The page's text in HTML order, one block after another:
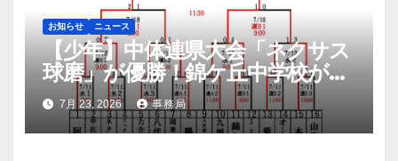
お知らせ ニュース
【少年】中体連県大会「ネクサス
球磨」が優勝！錦ケ丘中学校が準
優勝！九州大会へ
7月 23, 2026 事務局